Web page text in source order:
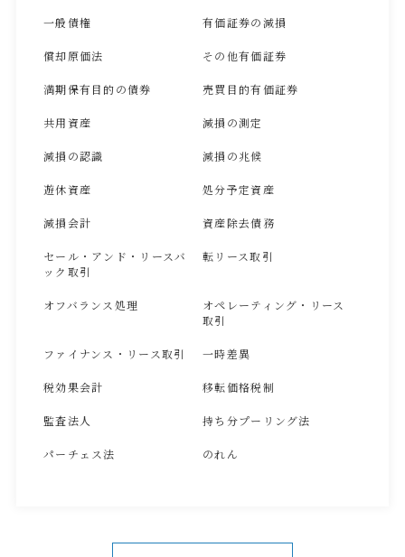
一般債権 有価証券の減損
償却原価法 その他有価証券
満期保有目的の債券 売買目的有価証券
共用資産 減損の測定
減損の認識 減損の兆候
遊休資産 処分予定資産
減損会計 資産除去債務
セール・アンド・リースバ
ック取引
転リース取引
オフバランス処理
オペレーティング・リース
取引
ファイナンス・リース取引 一時差異
税効果会計 移転価格税制
監査法人 持ち分プーリング法
パーチェス法 のれん